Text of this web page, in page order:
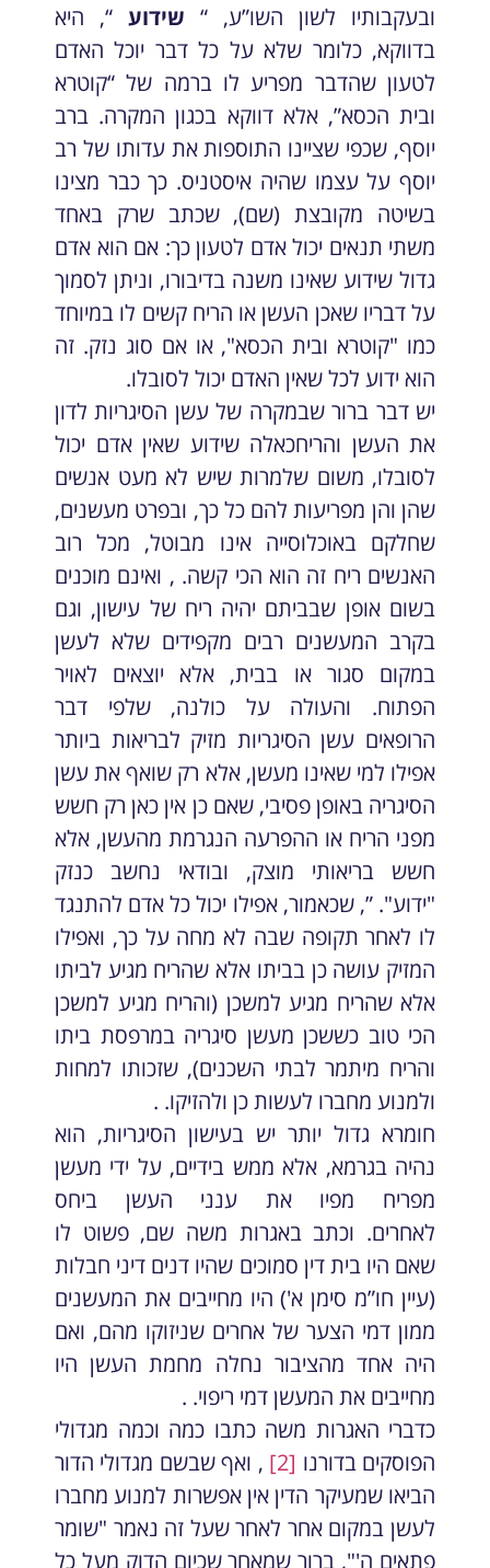
ובעקבותיו לשון השו”ע, “ שידוע “, היא
בדווקא, כלומר שלא על כל דבר יוכל האדם
לטעון שהדבר מפריע לו ברמה של “קוטרא
ובית הכסא”, אלא דווקא בכגון המקרה. ברב
יוסף, שכפי שציינו התוספות את עדותו של רב
יוסף על עצמו שהיה איסטניס. כך כבר מצינו
בשיטה מקובצת (שם), שכתב שרק באחד
משתי תנאים יכול אדם לטעון כך: אם הוא אדם
גדול שידוע שאינו משנה בדיבורו, וניתן לסמוך
על דבריו שאכן העשן או הריח קשים לו במיוחד
כמו "קוטרא ובית הכסא", או אם סוג נזק. זה
הוא ידוע לכל שאין האדם יכול לסובלו.
יש דבר ברור שבמקרה של עשן הסיגריות לדון
את העשן והריחכאלה שידוע שאין אדם יכול
לסובלו, משום שלמרות שיש לא מעט אנשים
שהן והן מפריעות להם כל כך, ובפרט מעשנים,
שחלקם באוכלוסייה אינו מבוטל, מכל רוב
האנשים ריח זה הוא הכי קשה. , ואינם מוכנים
בשום אופן שבביתם יהיה ריח של עישון, וגם
בקרב המעשנים רבים מקפידים שלא לעשן
במקום סגור או בבית, אלא יוצאים לאויר
הפתוח. והעולה על כולנה, שלפי דבר
הרופאים עשן הסיגריות מזיק לבריאות ביותר
אפילו למי שאינו מעשן, אלא רק שואף את עשן
הסיגריה באופן פסיבי, שאם כן אין כאן רק חשש
מפני הריח או ההפרעה הנגרמת מהעשן, אלא
חשש בריאותי מוצק, ובודאי נחשב כנזק
"ידוע". ”, שכאמור, אפילו יכול כל אדם להתנגד
לו לאחר תקופה שבה לא מחה על כך, ואפילו
המזיק עושה כן בביתו אלא שהריח מגיע לביתו
אלא שהריח מגיע למשכן (והריח מגיע למשכן
הכי טוב כששכן מעשן סיגריה במרפסת ביתו
והריח מיתמר לבתי השכנים), שזכותו למחות
ולמנוע מחברו לעשות כן ולהזיקו. .
חומרא גדול יותר יש בעישון הסיגריות, הוא
נהיה בגרמא, אלא ממש בידיים, על ידי מעשן
מפריח מפיו את ענני העשן ביחס
לאחרים. וכתב באגרות משה שם, פשוט לו
שאם היו בית דין סמוכים שהיו דנים דיני חבלות
(עיין חו”מ סימן א') היו מחייבים את המעשנים
ממון דמי הצער של אחרים שניזוקו מהם, ואם
היה אחד מהציבור נחלה מחמת העשן היו
מחייבים את המעשן דמי ריפוי. .
כדברי האגרות משה כתבו כמה וכמה מגדולי
הפוסקים בדורנו [2]
, ואף שבשם מגדולי הדור
הביאו שמעיקר הדין אין אפשרות למנוע מחברו
לעשן במקום אחר לאחר שעל זה נאמר "שומר
פתאים ה'", ברור שמאחר שכיום הדוק מעל כל